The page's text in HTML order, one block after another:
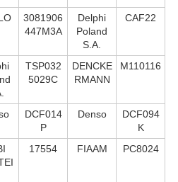
3081906
447M3A
Delphi
Poland
S.А.
CAF22
TSP032
5029C
DENCKE
RMANN
M110116
DCF014
P
Denso
DCF094
K
17554 FIAAM PC8024